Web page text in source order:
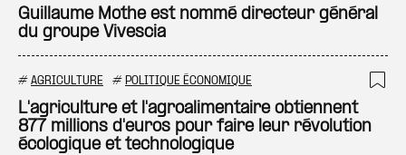
Guillaume Mothe est nommé directeur général
du groupe Vivescia
# AGRICULTURE # POLITIQUE ÉCONOMIQUE
L'agriculture et l'agroalimentaire obtiennent
877 millions d'euros pour faire leur révolution
écologique et technologique